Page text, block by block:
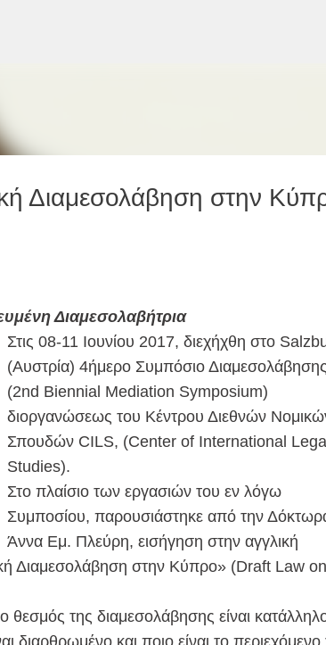
Διαμεσολάβηση στην
Διαμεσολαβήτρια
Στις 08-11 Ιουνίου 2017, διεχήχθη στο
(Αυστρία) 4ήμερο Συμπόσιο
(2nd Biennial Mediation Symposium)
διοργανώσεως του Κέντρου Διεθνών
Σπουδών CILS, (Center of International Legal
Studies).
Στο πλαίσιο των εργασιών του εν λόγω
Συμποσίου, παρουσιάστηκε από την
Άννα Εμ. Πλεύρη, εισήγηση στην αγγλική
Διαμεσολάβηση στην Κύπρο» (Draft Law on
της διαμεσολάβησης είναι
διαρθρωμένο και ποιο είναι το